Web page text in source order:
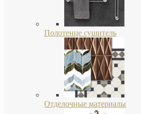
Полотенце сушитель
Отделочные материалы